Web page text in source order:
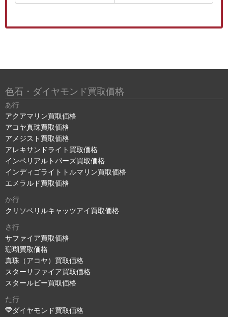
色石・ダイヤモンド買取価格
あ行
アクアマリン買取価格
アコヤ真珠買取価格
アメジスト買取価格
アレキサンドライト買取価格
インペリアルトパーズ買取価格
インディゴライトトルマリン買取価格
エメラルド買取価格
か行
クリソベリルキャッツアイ買取価格
さ行
サファイア買取価格
珊瑚買取価格
真珠（アコヤ）買取価格
スターサファイア買取価格
スタールビー買取価格
た行
ダイヤモンド買取価格